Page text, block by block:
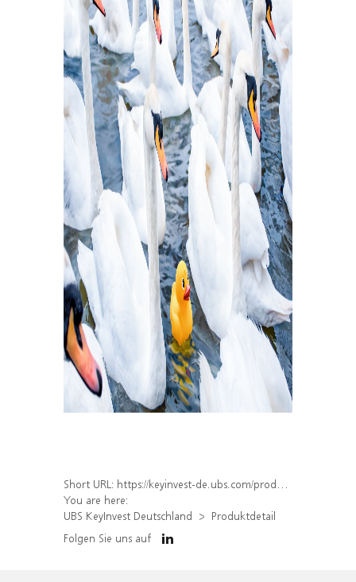
Short URL: https://keyinvest-de.ubs.com/produkt/detail/index/isin/DE000WA61ZZ5
You are here:
UBS KeyInvest Deutschland
Produktdetail
Folgen Sie uns auf